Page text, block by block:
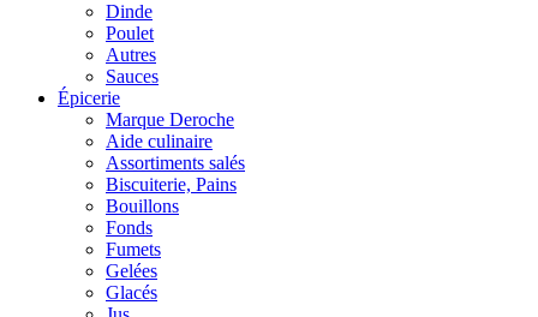
Dinde
Poulet
Autres
Sauces
Épicerie
Marque Deroche
Aide culinaire
Assortiments salés
Biscuiterie, Pains
Bouillons
Fonds
Fumets
Gelées
Glacés